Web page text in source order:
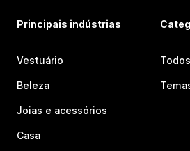
Principais indústrias
Vestuário
Beleza
Joias e acessórios
Casa